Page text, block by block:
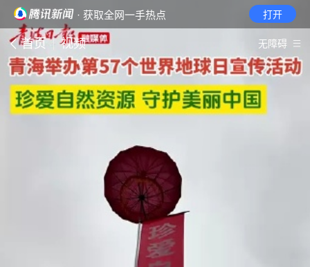
· 获取全网一手热点 打开
首页 视频 无障碍